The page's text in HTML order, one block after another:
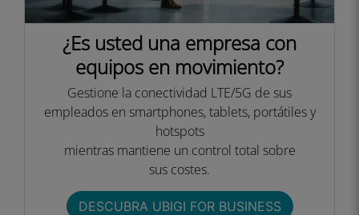
¿Es usted una empresa con
equipos en movimiento?
Gestione la conectividad LTE/5G de sus
empleados en smartphones, tablets, portátiles y
hotspots
mientras mantiene un control total sobre
sus costes.​
DESCUBRA UBIGI FOR BUSINESS​